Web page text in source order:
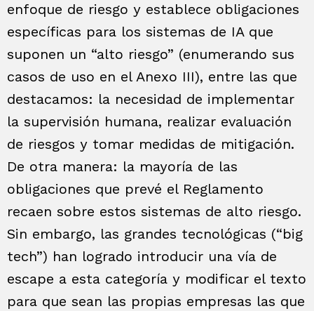
enfoque de riesgo y establece obligaciones
específicas para los sistemas de IA que
suponen un “alto riesgo” (enumerando sus
casos de uso en el Anexo III), entre las que
destacamos: la necesidad de implementar
la supervisión humana, realizar evaluación
de riesgos y tomar medidas de mitigación.
De otra manera: la mayoría de las
obligaciones que prevé el Reglamento
recaen sobre estos sistemas de alto riesgo.
Sin embargo, las grandes tecnológicas (“big
tech”) han logrado introducir una vía de
escape a esta categoría y modificar el texto
para que sean las propias empresas las que